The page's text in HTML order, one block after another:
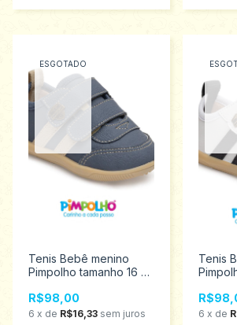
ESGOTADO
Tenis Bebê menino
Pimpolho tamanho 16 ao
R$98,00
6 x de R$16,33 sem juros
Tenis
6 x de